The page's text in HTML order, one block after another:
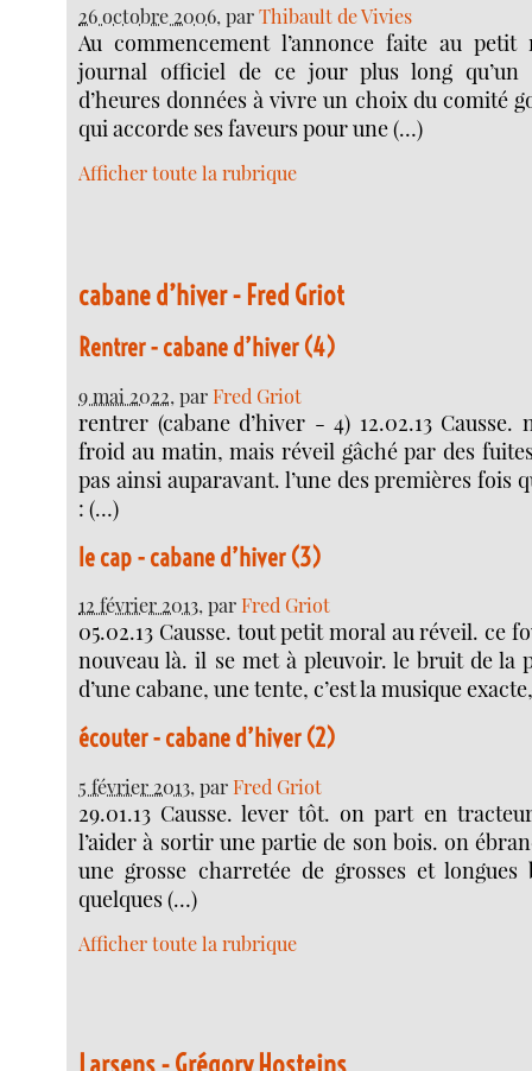
26 octobre 2006, parThibault de Vivies
Au commencement l’annonce faite au
journal officiel de ce jour plus long qu’un
d’heures données à vivre un choix du comité
qui accorde ses faveurs pour une (…)
Afficher toute la rubrique
cabane d’hiver - Fred Griot
Rentrer - cabane d’hiver (4)
9 mai 2022, parFred Griot
rentrer (cabane d’hiver - 4) 12.02.13 Causse.
froid au matin, mais réveil gâché par des
pas ainsi auparavant. l’une des premières fois
: (…)
le cap - cabane d’hiver (3)
12 février 2013, parFred Griot
05.02.13 Causse. tout petit moral au réveil. ce
nouveau là. il se met à pleuvoir. le bruit de la
d’une cabane, une tente, c’est la musique
écouter - cabane d’hiver (2)
5 février 2013, parFred Griot
29.01.13 Causse. lever tôt. on part en
l’aider à sortir une partie de son bois. on
une grosse charretée de grosses et
quelques (…)
Afficher toute la rubrique